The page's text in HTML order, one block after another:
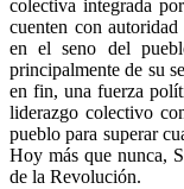
colectiva integrada
cuenten con
en el seno del
principalmente de su
en fin, una fuerza
liderazgo colectivo
pueblo para superar
Hoy más que nunca,
de la Revolución.